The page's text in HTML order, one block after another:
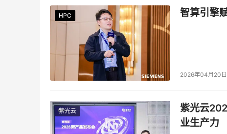
HPC
HPC
HPC
HPC
HPC
HPC 智算引擎
2026年04月20
紫光云
紫光云
业生产力